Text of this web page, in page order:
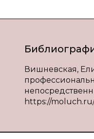
Вишневская,
https://moluch.ru/